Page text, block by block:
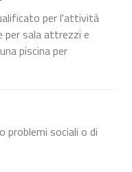
per l'attività
sala attrezzi e
piscina per
problemi sociali o di